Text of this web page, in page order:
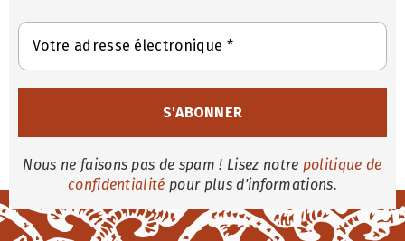
Nous ne faisons pas de spam ! Lisez notre politique de
confidentialité pour plus d'informations.